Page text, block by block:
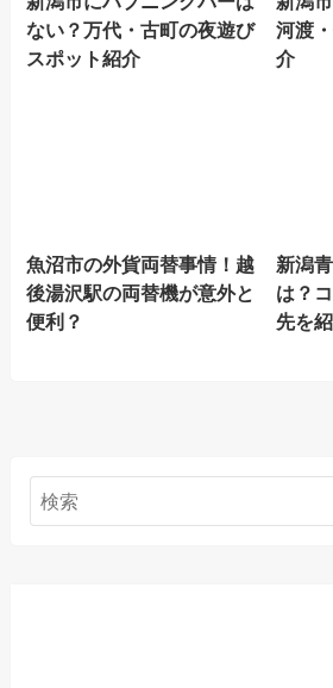
ない？万代・古町の夜遊び
スポット紹介
河渡
介
魚沼市の外貨両替事情！越
後湯沢駅の両替機が意外と
便利？
新潟
は？
先を